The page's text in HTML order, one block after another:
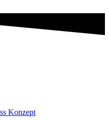
Konzept